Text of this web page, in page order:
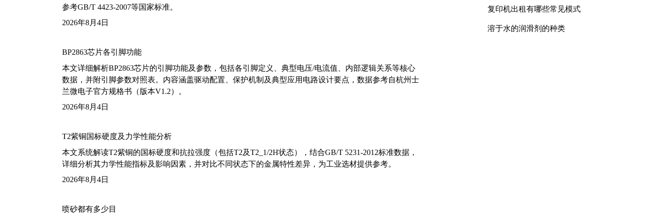
参考GB/T 4423-2007等国家标准。
2026年8月4日
BP2863芯片各引脚功能
本文详细解析BP2863芯片的引脚功能及参数，包括各引脚定义、典型电压/电流值、内部逻辑关系等核心
数据，并附引脚参数对照表。内容涵盖驱动配置、保护机制及典型应用电路设计要点，数据参考自杭州士
兰微电子官方规格书（版本V1.2）。
2026年8月4日
T2紫铜国标硬度及力学性能分析
本文系统解读T2紫铜的国标硬度和抗拉强度（包括T2及T2_1/2H状态），结合GB/T 5231-2012标准数据，
详细分析其力学性能指标及影响因素，并对比不同状态下的金属特性差异，为工业选材提供参考。
2026年8月4日
喷砂都有多少目
复印机出租有哪些常见模式
溶于水的润滑剂的种类